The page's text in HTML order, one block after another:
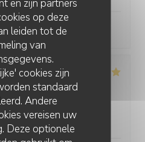
en zijn partners
op deze
leiden tot de
van
cookies zijn
standaard
Andere
vereisen uw
Deze optionele
3
Keuken: 5/5 Kwaliteit / Prijs